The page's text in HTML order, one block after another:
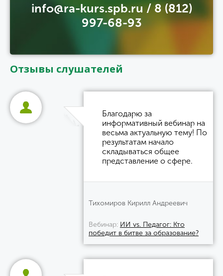
info@ra-kurs.spb.ru / 8 (812)
997-68-93
Отзывы слушателей
Благодарю за
информативный вебинар на
весьма актуальную тему! По
результатам начало
складываться общее
представление о сфере.
Тихомиров Кирилл Андреевич
Вебинар ИИ vs. Педагог: Кто
победит в битве за образование?